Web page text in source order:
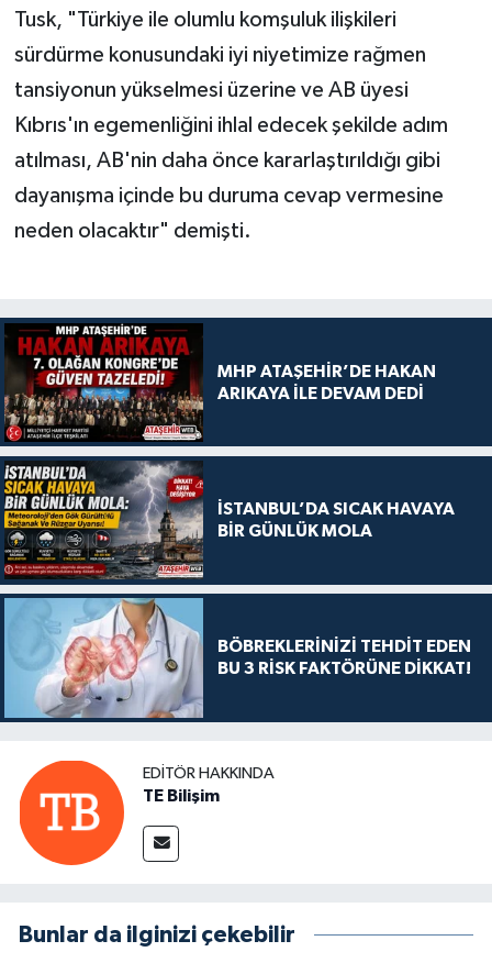
Tusk, "Türkiye ile olumlu komşuluk ilişkileri
sürdürme konusundaki iyi niyetimize rağmen
tansiyonun yükselmesi üzerine ve AB üyesi
Kıbrıs'ın egemenliğini ihlal edecek şekilde adım
atılması, AB'nin daha önce kararlaştırıldığı gibi
dayanışma içinde bu duruma cevap vermesine
neden olacaktır" demişti.
MHP ATAŞEHİR’DE HAKAN
ARIKAYA İLE DEVAM DEDİ
İSTANBUL’DA SICAK HAVAYA
BİR GÜNLÜK MOLA
BÖBREKLERİNİZİ TEHDİT EDEN
BU 3 RİSK FAKTÖRÜNE DİKKAT!
EDITÖR HAKKINDA
TE Bilişim
Bunlar da ilginizi çekebilir